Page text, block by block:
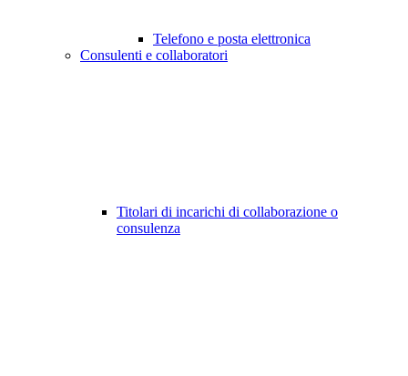
Telefono e posta elettronica
Consulenti e collaboratori
Titolari di incarichi di collaborazione o
consulenza